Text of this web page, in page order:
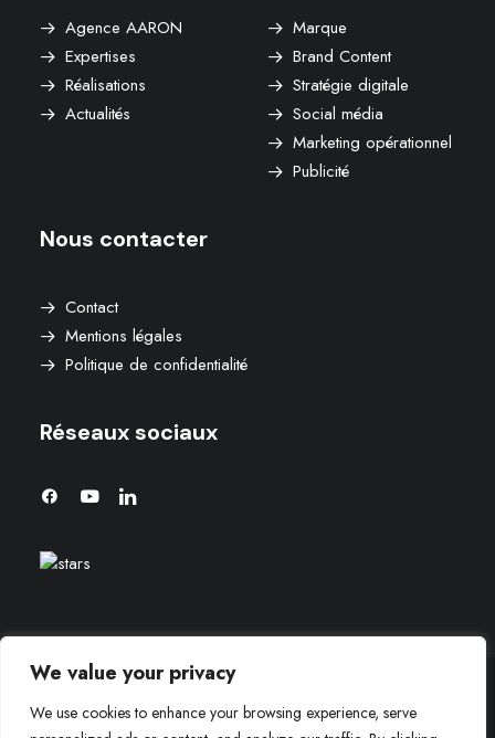
We value your privacy
We use cookies to enhance your browsing experience, serve
Agence AARON
Expertises
Réalisations
Actualités
Marque
Brand Content
Stratégie digitale
Social média
Marketing opérationnel
Publicité
Nous contacter
Contact
Mentions légales
Politique de confidentialité
Réseaux sociaux